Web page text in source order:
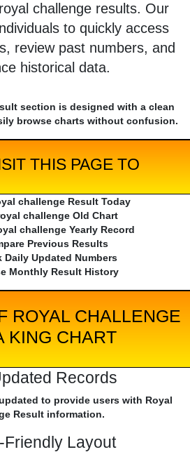
challenge results. Our
to quickly access
review past numbers, and
historical data.
section is designed with a clean
browse charts without confusion.
THIS PAGE TO
challenge Result Today
challenge Old Chart
challenge Yearly Record
Previous Results
Daily Updated Numbers
Monthly Result History
ROYAL CHALLENGE
KING CHART
Records
to provide users with Royal
Result information.
Friendly Layout